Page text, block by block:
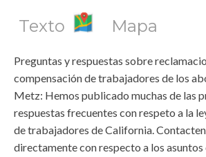
Texto
Mapa
Preguntas y respuestas sobre
compensación de trabajadores de los
Metz: Hemos publicado muchas de las
respuestas frecuentes con respeto a la
de trabajadores de California.
directamente con respecto a los